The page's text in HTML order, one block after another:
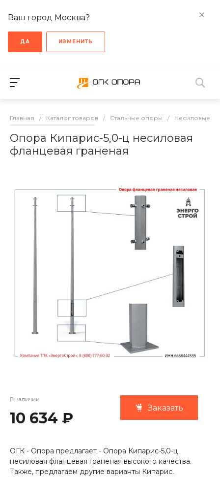
Ваш город Москва?
ДА ИЗМЕНИТЬ
Главная / Каталог товаров / Стальные опоры / Несиловые
Опора Кипарис-5,0-ц несиловая
фланцевая граненая
В наличии
10 634 ₽
Заказать
ОГК - Опора предлагает - Опора Кипарис-5,0-ц
несиловая фланцевая граненая высокого качества.
Также, предлагаем другие варианты Кипарис.